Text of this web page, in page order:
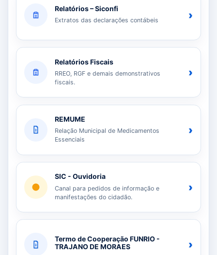
Relatórios – Siconfi
Extratos das declarações contábeis ›
Relatórios Fiscais
RREO, RGF e demais demonstrativos
fiscais.
›
REMUME
Relação Municipal de Medicamentos
Essenciais
›
SIC - Ouvidoria
Canal para pedidos de informação e
manifestações do cidadão.
›
Termo de Cooperação FUNRIO -
TRAJANO DE MORAES
›